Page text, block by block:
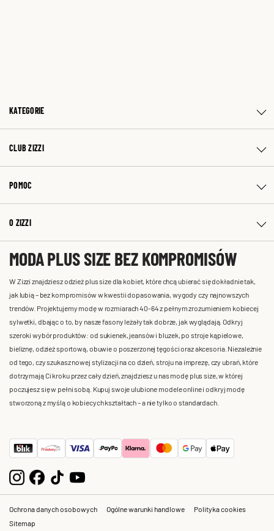
KATEGORIE
CLUB ZIZZI
POMOC
O ZIZZI
MODA PLUS SIZE BEZ KOMPROMISÓW
W Zizzi znajdziesz odzież plus size dla kobiet, które chcą ubierać się dokładnie tak,
jak lubią – bez kompromisów w kwestii dopasowania, wygody czy najnowszych
trendów. Projektujemy modę w rozmiarach 40-64 z pełnym zrozumieniem kobiecej
sylwetki, dbając o to, by nasze fasony leżały tak dobrze, jak wyglądają. Odkryj
szeroki wybór produktów: od sukienek, jeansów i bluzek, po stroje kąpielowe,
bieliznę, odzież sportową, obuwie o poszerzonej tęgości oraz akcesoria. Niezależnie
od tego, czy szukasz nowej stylizacji na co dzień, stroju na imprezę, czy ubrań, które
dotrzymają Ci kroku przez cały dzień, znajdziesz u nas modę plus size, w której
poczujesz się w pełni sobą. Kupuj swoje ulubione modele online i odkryj modę
stworzoną z myślą o kobiecych kształtach – a nie tylko o standardach.
Ochrona danych osobowych Ogólne warunki handlowe
Polityka cookies
Sitemap